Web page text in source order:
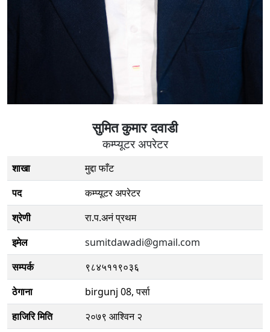
सुमित कुमार दवाडी
कम्प्यूटर अपरेटर
शाखा
मुद्दा फाँट
पद
कम्प्यूटर अपरेटर
श्रेणी
रा.प.अनं प्रथम
इमेल
sumitdawadi@gmail.com
सम्पर्क
९८४५११९०३६
ठेगाना
birgunj 08, पर्सा
हाजिरि मिति
२०७९ आश्विन २